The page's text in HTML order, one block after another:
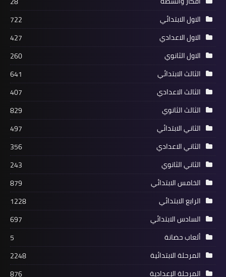
الاول الابتدائي
722
الاول الاعدادي
427
الاول الثانوي
260
الثالث الابتدائي
641
الثالث الاعدادي
407
الثالث الثانوي
829
الثاني الابتدائي
497
الثاني الاعدادي
356
الثاني الثانوي
243
الخامس الابتدائي
879
الرابع الابتدائي
1228
السادس الابتدائي
697
ألعاب حضانة
5
المرحلة الابتدائية
2248
المرحلة الإعدادية
876